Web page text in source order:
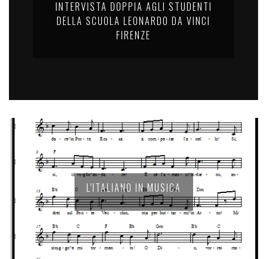
INTERVISTA DOPPIA AGLI STUDENTI
DELLA SCUOLA LEONARDO DA VINCI
FIRENZE
L'ITALIANO IN MUSICA